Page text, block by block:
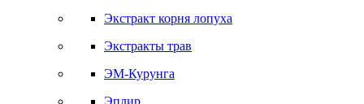
Экстракт корня лопуха
Экстракты трав
ЭМ-Курунга
Эплир